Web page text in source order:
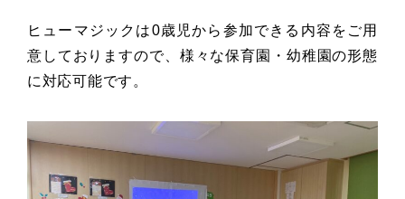
ヒューマジックは0歳児から参加できる内容をご用
意しておりますので、様々な保育園・幼稚園の形態
に対応可能です。